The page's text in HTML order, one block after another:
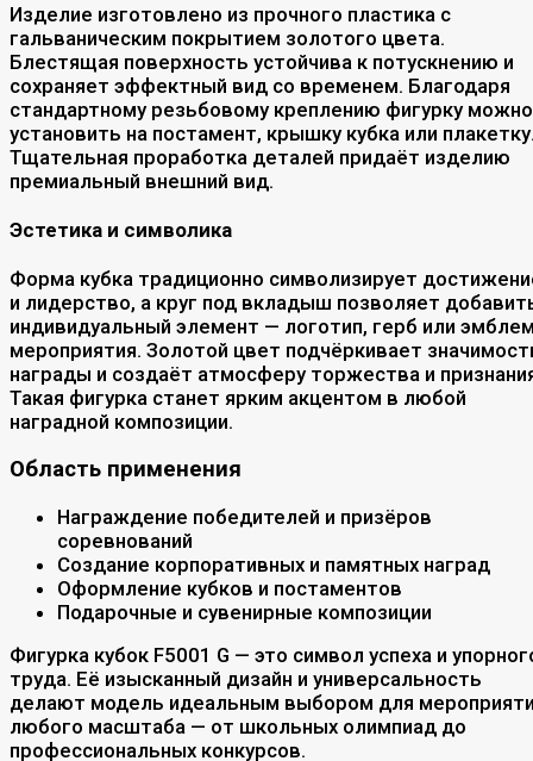
Изделие изготовлено из прочного пластика с
гальваническим покрытием золотого цвета.
Блестящая поверхность устойчива к потускнению и
сохраняет эффектный вид со временем. Благодаря
стандартному резьбовому креплению фигурку можно
установить на постамент, крышку кубка или
Тщательная проработка деталей придаёт изделию
премиальный внешний вид.
Эстетика и символика
Форма кубка традиционно символизирует
и лидерство, а круг под вкладыш позволяет
индивидуальный элемент — логотип, герб или
мероприятия. Золотой цвет подчёркивает
награды и создаёт атмосферу торжества и
Такая фигурка станет ярким акцентом в любой
наградной композиции.
Область применения
Награждение победителей и призёров
соревнований
Создание корпоративных и памятных наград
Оформление кубков и постаментов
Подарочные и сувенирные композиции
Фигурка кубок F5001 G — это символ успеха и
труда. Её изысканный дизайн и универсальность
делают модель идеальным выбором для
любого масштаба — от школьных олимпиад до
профессиональных конкурсов.